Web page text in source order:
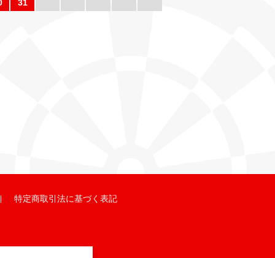
特定商取引法に基づく表記